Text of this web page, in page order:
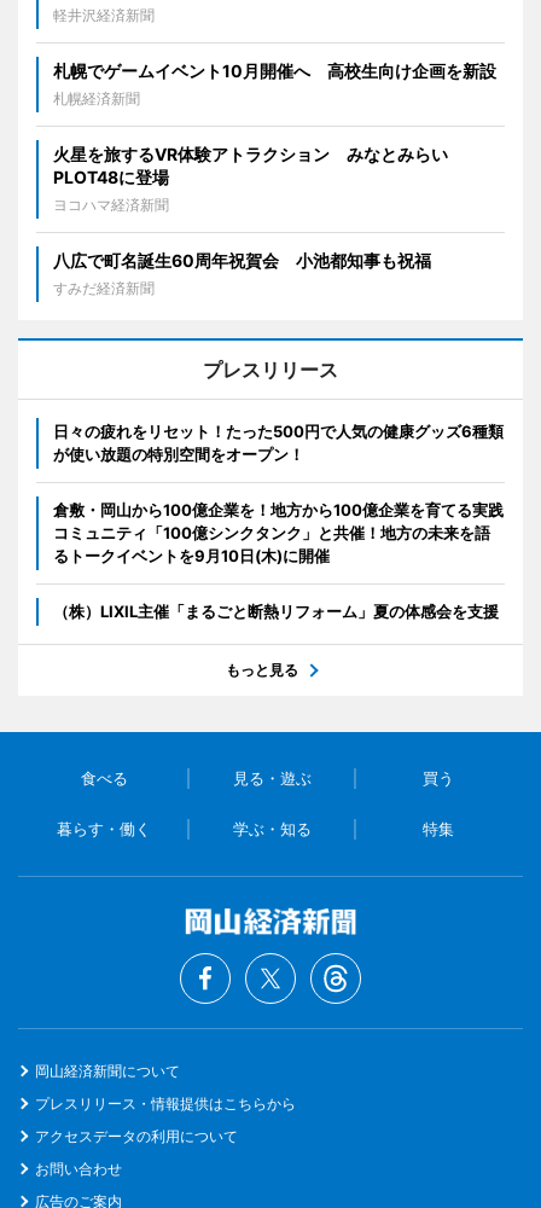
軽井沢経済新聞
札幌でゲームイベント10月開催へ 高校生向け企画を新設
札幌経済新聞
火星を旅するVR体験アトラクション みなとみらい
PLOT48に登場
ヨコハマ経済新聞
八広で町名誕生60周年祝賀会 小池都知事も祝福
すみだ経済新聞
プレスリリース
日々の疲れをリセット！たった500円で人気の健康グッズ6種類
が使い放題の特別空間をオープン！
倉敷・岡山から100億企業を！地方から100億企業を育てる実践
コミュニティ「100億シンクタンク」と共催！地方の未来を語
るトークイベントを9月10日(木)に開催
（株）LIXIL主催「まるごと断熱リフォーム」夏の体感会を支援
もっと見る
食べる 見る・遊ぶ 買う
暮らす・働く 学ぶ・知る 特集
岡山経済新聞について
プレスリリース・情報提供はこちらから
アクセスデータの利用について
お問い合わせ
広告のご案内